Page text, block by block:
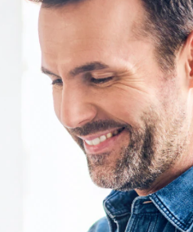
iOS™
Norton AntiTrack